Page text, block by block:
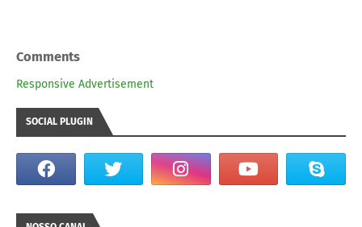
Comments
Responsive Advertisement
SOCIAL PLUGIN